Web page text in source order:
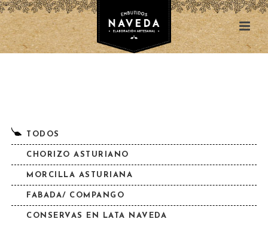
TODOS
CHORIZO ASTURIANO
MORCILLA ASTURIANA
FABADA/ COMPANGO
CONSERVAS EN LATA NAVEDA